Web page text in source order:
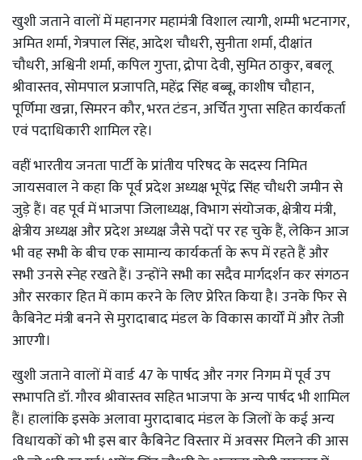
खुशी जताने वालों में महानगर महामंत्री विशाल त्यागी, शम्मी भटनागर,
अमित शर्मा, गेत्रपाल सिंह, आदेश चौधरी, सुनीता शर्मा, दीक्षांत
चौधरी, अश्विनी शर्मा, कपिल गुप्ता, द्रोपा देवी, सुमित ठाकुर, बबलू
श्रीवास्तव, सोमपाल प्रजापति, महेंद्र सिंह बब्बू, काशीष चौहान,
पूर्णिमा खन्ना, सिमरन कौर, भरत टंडन, अर्चित गुप्ता सहित कार्यकर्ता
एवं पदाधिकारी शामिल रहे।
वहीं भारतीय जनता पार्टी के प्रांतीय परिषद के सदस्य निमित
जायसवाल ने कहा कि पूर्व प्रदेश अध्यक्ष भूपेंद्र सिंह चौधरी जमीन से
जुड़े हैं। वह पूर्व में भाजपा जिलाध्यक्ष, विभाग संयोजक, क्षेत्रीय मंत्री,
क्षेत्रीय अध्यक्ष और प्रदेश अध्यक्ष जैसे पदों पर रह चुके हैं, लेकिन आज
भी वह सभी के बीच एक सामान्य कार्यकर्ता के रूप में रहते हैं और
सभी उनसे स्नेह रखते हैं। उन्होंने सभी का सदैव मार्गदर्शन कर संगठन
और सरकार हित में काम करने के लिए प्रेरित किया है। उनके फिर से
कैबिनेट मंत्री बनने से मुरादाबाद मंडल के विकास कार्यों में और तेजी
आएगी।
खुशी जताने वालों में वार्ड 47 के पार्षद और नगर निगम में पूर्व उप
सभापति डॉ. गौरव श्रीवास्तव सहित भाजपा के अन्य पार्षद भी शामिल
हैं। हालांकि इसके अलावा मुरादाबाद मंडल के जिलों के कई अन्य
विधायकों को भी इस बार कैबिनेट विस्तार में अवसर मिलने की आस